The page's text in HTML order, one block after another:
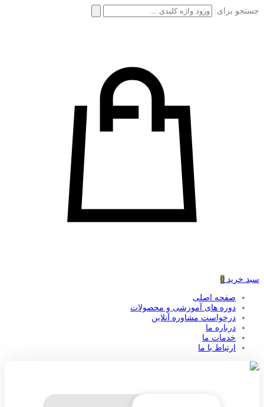
جستجو برای:
سبد خرید 0
صفحه اصلی
دوره های آموزشی و محصولات
درخواست مشاوره آنلاین
درباره ما
خدمات ما
ارتباط با ما